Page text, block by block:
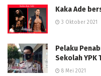
Kaka Ade
3 Oktober 2021
Pelaku
Sekolah YPK
8 Mei 2021